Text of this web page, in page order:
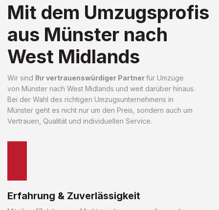
Mit dem Umzugsprofis
aus Münster nach
West Midlands
Wir sind Ihr vertrauenswürdiger Partnerfür Umzüge
von Münster nach West Midlands und weit darüber hinaus.
Bei der Wahl des richtigen Umzugsunternehmens in
Münster geht es nicht nur um den Preis, sondern auch um
Vertrauen, Qualität und individuellen Service.
Erfahrung & Zuverlässigkeit